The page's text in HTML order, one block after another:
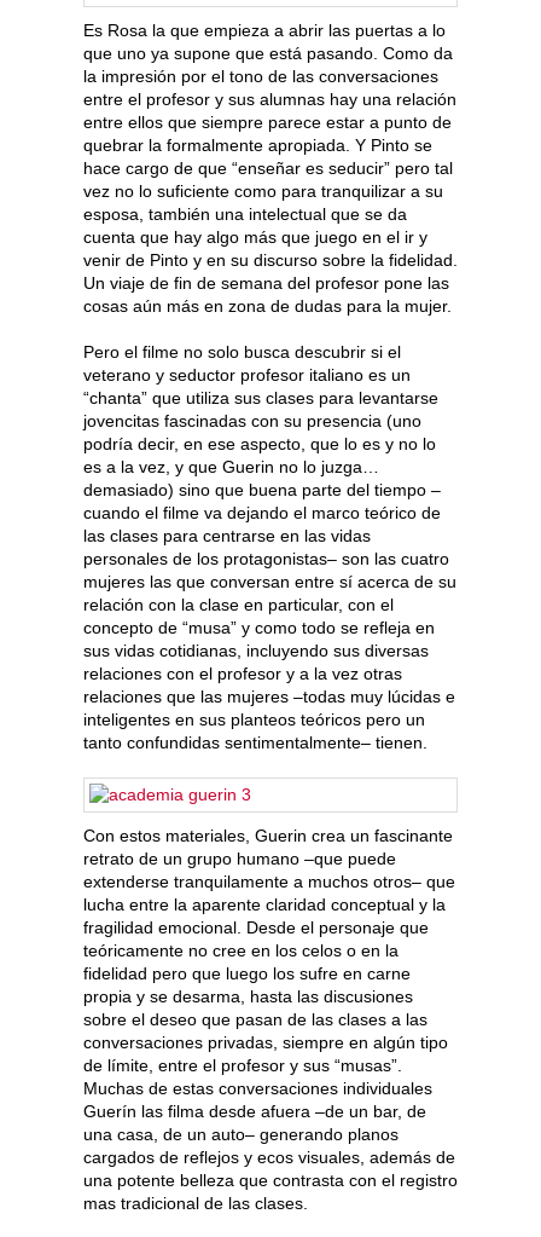
Es Rosa la que empieza a abrir las puertas a lo
que uno ya supone que está pasando. Como da
la impresión por el tono de las conversaciones
entre el profesor y sus alumnas hay una relación
entre ellos que siempre parece estar a punto de
quebrar la formalmente apropiada. Y Pinto se
hace cargo de que “enseñar es seducir” pero tal
vez no lo suficiente como para tranquilizar a su
esposa, también una intelectual que se da
cuenta que hay algo más que juego en el ir y
venir de Pinto y en su discurso sobre la fidelidad.
Un viaje de fin de semana del profesor pone las
cosas aún más en zona de dudas para la mujer.
Pero el filme no solo busca descubrir si el
veterano y seductor profesor italiano es un
“chanta” que utiliza sus clases para levantarse
jovencitas fascinadas con su presencia (uno
podría decir, en ese aspecto, que lo es y no lo
es a la vez, y que Guerin no lo juzga…
demasiado) sino que buena parte del tiempo –
cuando el filme va dejando el marco teórico de
las clases para centrarse en las vidas
personales de los protagonistas– son las cuatro
mujeres las que conversan entre sí acerca de su
relación con la clase en particular, con el
concepto de “musa” y como todo se refleja en
sus vidas cotidianas, incluyendo sus diversas
relaciones con el profesor y a la vez otras
relaciones que las mujeres –todas muy lúcidas e
inteligentes en sus planteos teóricos pero un
tanto confundidas sentimentalmente– tienen.
Con estos materiales, Guerin crea un fascinante
retrato de un grupo humano –que puede
extenderse tranquilamente a muchos otros– que
lucha entre la aparente claridad conceptual y la
fragilidad emocional. Desde el personaje que
teóricamente no cree en los celos o en la
fidelidad pero que luego los sufre en carne
propia y se desarma, hasta las discusiones
sobre el deseo que pasan de las clases a las
conversaciones privadas, siempre en algún tipo
de límite, entre el profesor y sus “musas”.
Muchas de estas conversaciones individuales
Guerín las filma desde afuera –de un bar, de
una casa, de un auto– generando planos
cargados de reflejos y ecos visuales, además de
una potente belleza que contrasta con el registro
mas tradicional de las clases.